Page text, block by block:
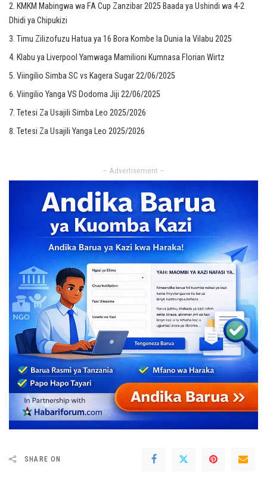
KMKM Mabingwa wa FA Cup Zanzibar 2025 Baada ya Ushindi wa 4-2
Dhidi ya Chipukizi
Timu Zilizofuzu Hatua ya 16 Bora Kombe la Dunia la Vilabu 2025
Klabu ya Liverpool Yamwaga Mamilioni Kumnasa Florian Wirtz
Viingilio Simba SC vs Kagera Sugar 22/06/2025
Viingilio Yanga VS Dodoma Jiji 22/06/2025
Tetesi Za Usajili Simba Leo 2025/2026
Tetesi Za Usajili Yanga Leo 2025/2026
– Advertisement –
SHARE ON